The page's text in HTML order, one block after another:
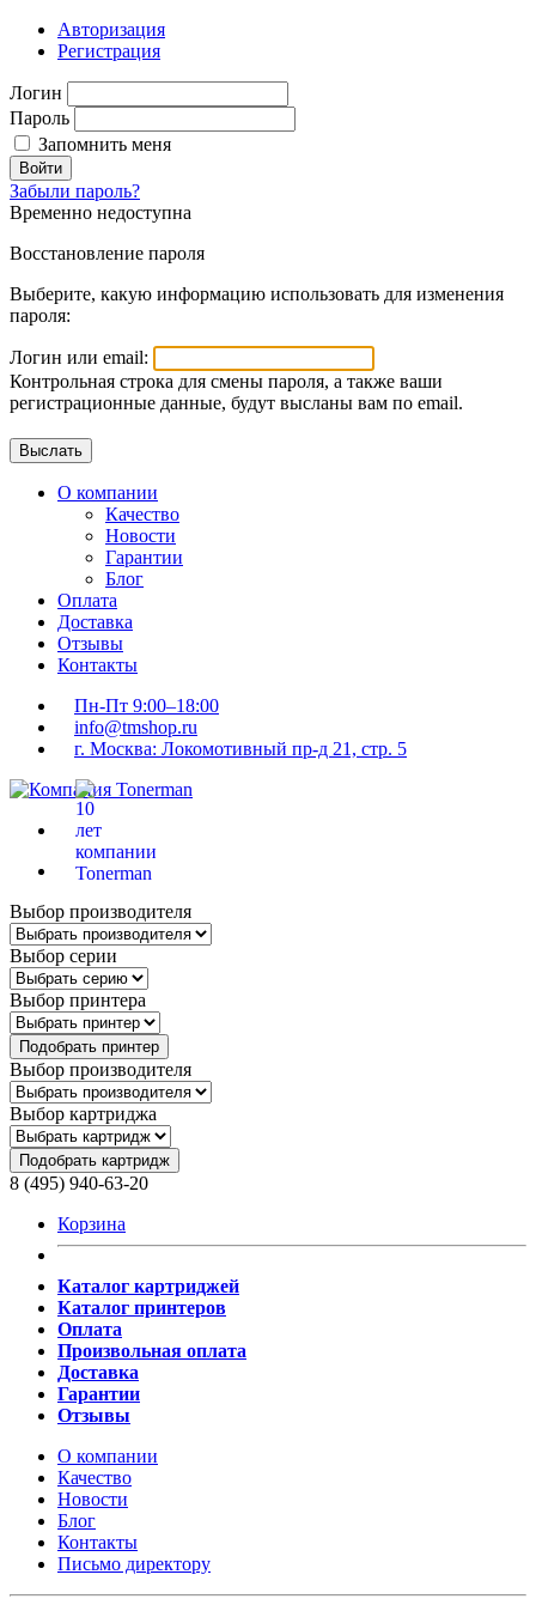
Авторизация
Регистрация
Логин
Пароль
Запомнить меня
Войти
Забыли пароль?
Временно недоступна
Восстановление пароля
Выберите, какую информацию использовать для изменения
пароля:
Логин или email:
Контрольная строка для смены пароля, а также ваши
регистрационные данные, будут высланы вам по email.
О компании
Качество
Новости
Гарантии
Блог
Оплата
Доставка
Отзывы
Контакты
Пн-Пт 9:00–18:00
info@tmshop.ru
г. Москва: Локомотивный пр-д 21, стр. 5
Выбор производителя
Выбор серии
Выбор принтера
Подобрать принтер
Выбор производителя
Выбор картриджа
Подобрать картридж
8 (495) 940-63-20
Корзина
Каталог картриджей
Каталог принтеров
Оплата
Произвольная оплата
Доставка
Гарантии
Отзывы
О компании
Качество
Новости
Блог
Контакты
Письмо директору